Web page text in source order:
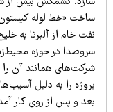
خام از آلبرتا به خلیج
در حوزه محیط‌زیست
را به دلیل آسیب‌های
و پس از روی کار آمدن